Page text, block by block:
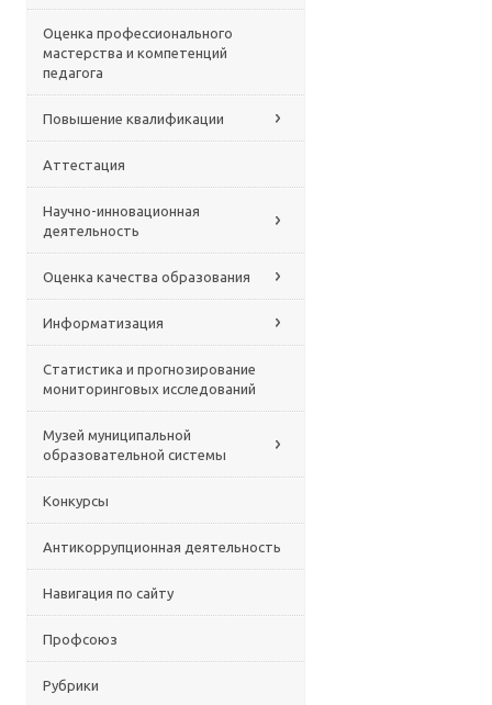
Оценка профессионального
мастерства и компетенций
педагога
Повышение квалификации
Аттестация
Научно-инновационная
деятельность
Оценка качества образования
Информатизация
Статистика и прогнозирование
мониторинговых исследований
Музей муниципальной
образовательной системы
Конкурсы
Антикоррупционная деятельность
Навигация по сайту
Профсоюз
Рубрики